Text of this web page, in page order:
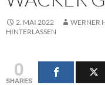
2. MAI 2022 WERNER
HINTERLASSEN
0
SHARES